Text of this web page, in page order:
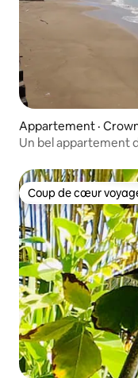
Appartement ·
Un bel appartement
Coup de cœur
Coup de cœur